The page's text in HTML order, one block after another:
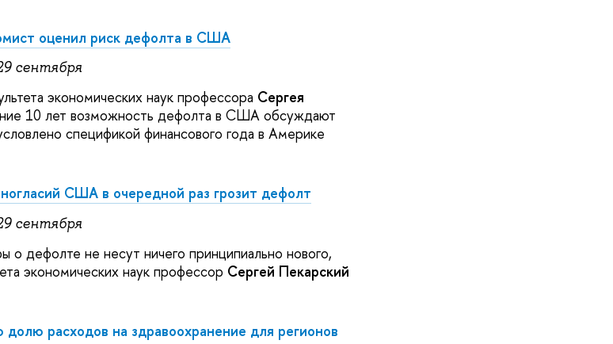
оценил риск дефолта в США
сентября
экономических наук профессора Сергея
10 лет возможность дефолта в США обсуждают
спецификой финансового года в Америке
США в очередной раз грозит дефолт
сентября
о дефолте не несут ничего принципиально нового,
экономических наук профессор Сергей Пекарский
расходов на здравоохранение для регионов